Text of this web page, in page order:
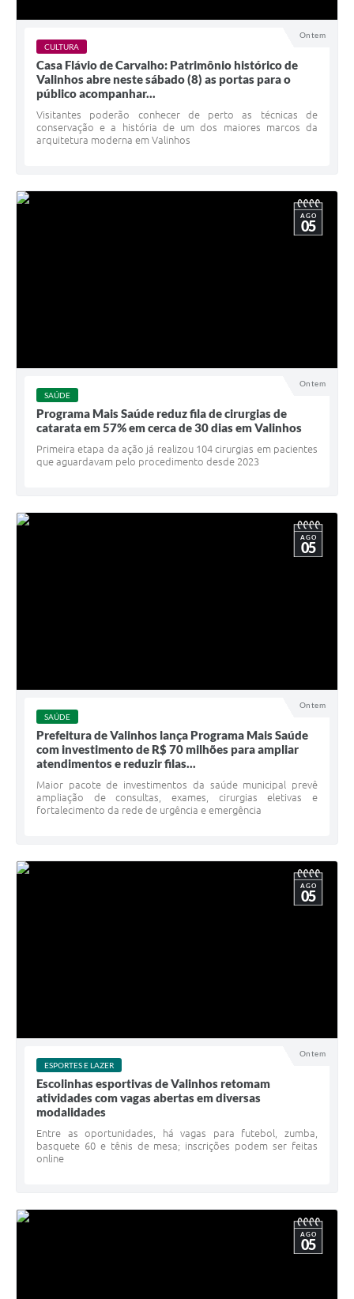
Ontem
CULTURA
Casa Flávio de Carvalho: Patrimônio histórico de
Valinhos abre neste sábado (8) as portas para o
público acompanhar...
Visitantes poderão conhecer de perto as técnicas de
conservação e a história de um dos maiores marcos da
arquitetura moderna em Valinhos
Ontem
AGO
05
SAÚDE
Programa Mais Saúde reduz fila de cirurgias de
catarata em 57% em cerca de 30 dias em Valinhos
Primeira etapa da ação já realizou 104 cirurgias em pacientes
que aguardavam pelo procedimento desde 2023
Ontem
AGO
05
SAÚDE
Prefeitura de Valinhos lança Programa Mais Saúde
com investimento de R$ 70 milhões para ampliar
atendimentos e reduzir filas...
Maior pacote de investimentos da saúde municipal prevê
ampliação de consultas, exames, cirurgias eletivas e
fortalecimento da rede de urgência e emergência
Ontem
AGO
05
ESPORTES E LAZER
Escolinhas esportivas de Valinhos retomam
atividades com vagas abertas em diversas
modalidades
Entre as oportunidades, há vagas para futebol, zumba,
basquete 60 e tênis de mesa; inscrições podem ser feitas
online
AGO
05